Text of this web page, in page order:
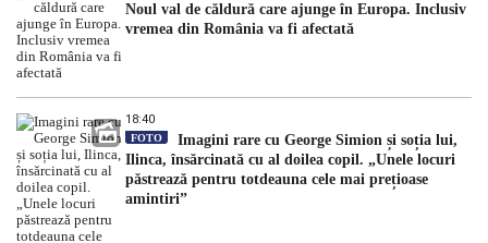
Noul val de căldură care ajunge în Europa. Inclusiv
vremea din România va fi afectată
18:40
FOTO
Imagini rare cu George Simion și soția lui,
Ilinca, însărcinată cu al doilea copil. „Unele locuri
păstrează pentru totdeauna cele mai prețioase
amintiri”